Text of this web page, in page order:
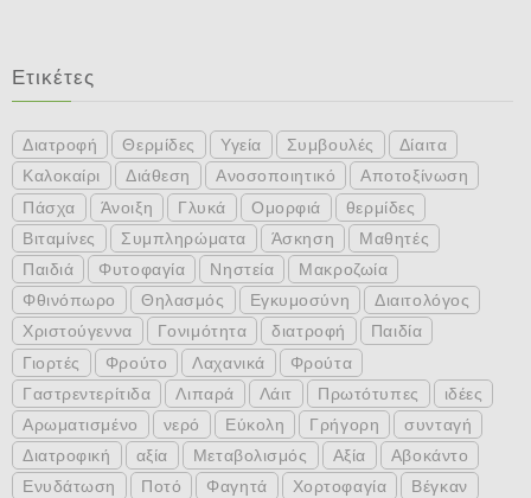
Ετικέτες
Διατροφή Θερμίδες Υγεία Συμβουλές
Δίαιτα
Καλοκαίρι
Διάθεση Ανοσοποιητικό
Αποτοξίνωση
Πάσχα
Άνοιξη Γλυκά Ομορφιά
θερμίδες
Βιταμίνες
Συμπληρώματα Άσκηση
Μαθητές
Παιδιά
Φυτοφαγία Νηστεία
Μακροζωία
Φθινόπωρο
Θηλασμός Εγκυμοσύνη
Διαιτολόγος
Χριστούγεννα
Γονιμότητα διατροφή
Παιδία
Γιορτές
Φρούτο Λαχανικά
Φρούτα
Γαστρεντερίτιδα
Λιπαρά Λάιτ Πρωτότυπες
ιδέες
Αρωματισμένο
νερό Εύκολη Γρήγορη
συνταγή
Διατροφική
αξία Μεταβολισμός Αξία
Αβοκάντο
Ενυδάτωση
Ποτό Φαγητά Χορτοφαγία
Βέγκαν